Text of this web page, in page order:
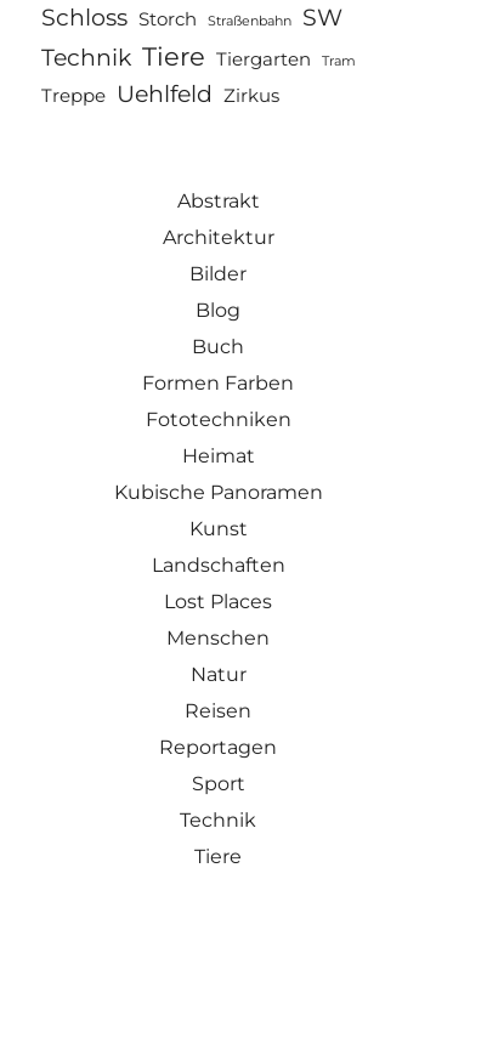
Schloss Storch Straßenbahn
SW
Technik Tiere Tiergarten Tram
Treppe Uehlfeld Zirkus
Abstrakt
Architektur
Bilder
Blog
Buch
Formen Farben
Fototechniken
Heimat
Kubische Panoramen
Kunst
Landschaften
Lost Places
Menschen
Natur
Reisen
Reportagen
Sport
Technik
Tiere